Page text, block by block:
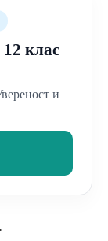
12 клас
и